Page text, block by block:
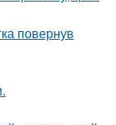
повернув